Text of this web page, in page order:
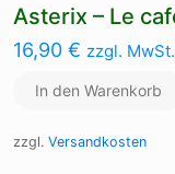
Asterix – Le
16,90 € zzgl. MwSt.
In den Warenkorb
zzgl. Versandkosten